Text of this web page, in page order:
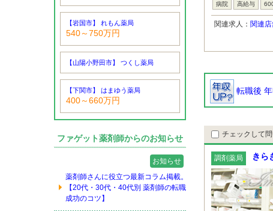
【岩国市】 れもん薬局
540～750万円
【山陽小野田市】 つくし薬局
【下関市】 はまゆう薬局
400～660万円
ファゲット薬剤師からのお知らせ
お知らせ
薬剤師さんに役立つ最新コラム掲載。
【20代・30代・40代別 薬剤師の転職
成功のコツ】
病院 高給与
関連求人： 関連
転職後
チェックして
調剤薬局 きら